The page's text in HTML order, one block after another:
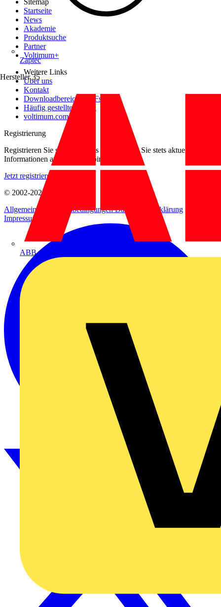
Zaptec
Hersteller 35
ABB
Sitemap
Startseite
News
Akademie
Produktsuche
Partner
Voltimum+
Weitere Links
Über uns
Kontakt
Downloadbereich (PDFs)
Häufig gestellte Fragen
voltimum.com
Registrierung
Registrieren Sie sich kostenlos und erhalten Sie stets aktuelle
Informationen aus der Elektroindustrie.
Jetzt registrieren
© 2002-2026
Allgemeine GeschäftsbedingungenDatenschutzerklärung
Impressum